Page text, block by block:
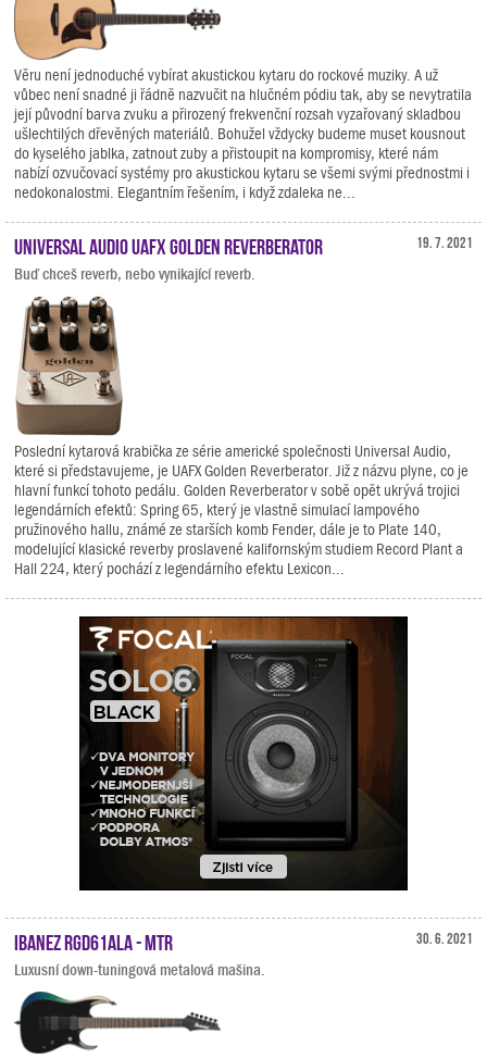
Věru není jednoduché vybírat akustickou kytaru do rockové muziky. A už
vůbec není snadné ji řádně nazvučit na hlučném pódiu tak, aby se nevytratila
její původní barva zvuku a přirozený frekvenční rozsah vyzařovaný skladbou
ušlechtilých dřevěných materiálů. Bohužel vždycky budeme muset kousnout
do kyselého jablka, zatnout zuby a přistoupit na kompromisy, které nám
nabízí ozvučovací systémy pro akustickou kytaru se všemi svými přednostmi i
nedokonalostmi. Elegantním řešením, i když zdaleka ne...
19. 7. 2021
Universal Audio UAFX Golden Reverberator
Buď chceš reverb, nebo vynikající reverb.
Poslední kytarová krabička ze série americké společnosti Universal Audio,
které si představujeme, je UAFX Golden Reverberator. Již z názvu plyne, co je
hlavní funkcí tohoto pedálu. Golden Reverberator v sobě opět ukrývá trojici
legendárních efektů: Spring 65, který je vlastně simulací lampového
pružinového hallu, známé ze starších komb Fender, dále je to Plate 140,
modelující klasické reverby proslavené kalifornským studiem Record Plant a
Hall 224, který pochází z legendárního efektu Lexicon...
30. 6. 2021
Ibanez RGD61ALA - MTR
Luxusní down-tuningová metalová mašina.